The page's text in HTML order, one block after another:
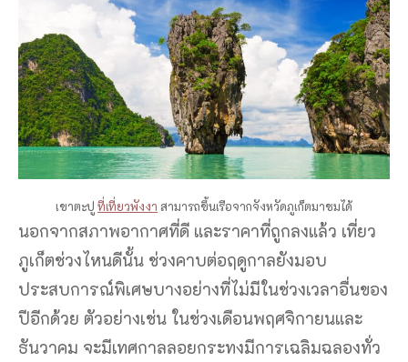
เขาตะปู ที่เที่ยวพังงาสามารถขึ้นเรือจากจังหวัดภูเก็ตมาชมได้
นอกจากสภาพอากาศที่ดี และราคาที่ถูกลงแล้ว เที่ยว
ภูเก็ตช่วงไหนดีนั้น ช่วงคาบต่อฤดูกาลยังมอบ
ประสบการณ์พิเศษบางอย่างที่ไม่มีในช่วงเวลาอื่นของ
ปีอีกด้วย ตัวอย่างเช่น ในช่วงเดือนพฤศจิกายนและ
ธันวาคม จะมีเทศกาลลอยกระทงมีการเฉลิมฉลองทั่ว
จังหวัดภูเก็ต โดยชาวบ้านจะปล่อยกระทงเล็กๆ ที่ทำ
จากใบตองและดอกไม้ลงบนน้ำเพื่อเฉลิมฉลองการสิ้น
สุดฤดูฝน ในขณะเดียวกันในเดือนกุมภาพันธ์ ภูเก็ตจะ
จัดงานเทศกาลตรุษจีน ซึ่งมีขบวนแห่หลากสีสัน การ
เชิดมังกร และการจุดประทัด
โดยรวมแล้ว เที่ยวภูเก็ตเดือนไหนดี นั้นฤดูกาลท่อง